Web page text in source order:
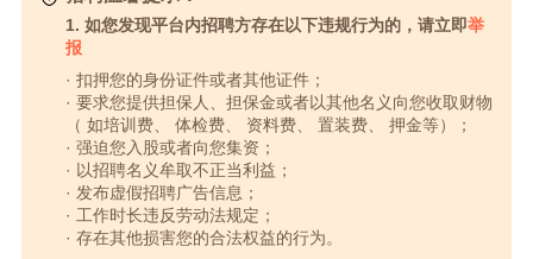
1. 如您发现平台内招聘方存在以下违规行为的，请立即举
报
· 扣押您的身份证件或者其他证件；
· 要求您提供担保人、担保金或者以其他名义向您收取财物
（ 如培训费、 体检费、 资料费、 置装费、 押金等）；
· 强迫您入股或者向您集资；
· 以招聘名义牟取不正当利益；
· 发布虚假招聘广告信息；
· 工作时长违反劳动法规定；
· 存在其他损害您的合法权益的行为。